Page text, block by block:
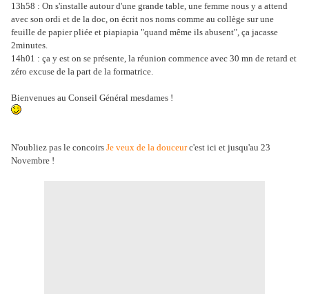
13h58 : On s'installe autour d'une grande table, une femme nous y a attend
avec son ordi et de la doc, on écrit nos noms comme au collège sur une
feuille de papier pliée et piapiapia "quand même ils abusent", ça jacasse
2minutes.
14h01 : ça y est on se présente, la réunion commence avec 30 mn de retard et
zéro excuse de la part de la formatrice.
Bienvenues au Conseil Général mesdames !
N'oubliez pas le concoirs Je veux de la douceurc'est ici et jusqu'au 23
Novembre !